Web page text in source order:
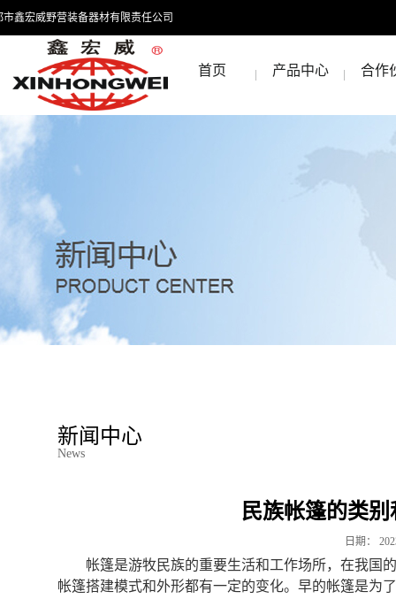
市鑫宏威野营装备器材有限责任公司
首页 产品中心 合作
新闻中心
News
民族帐篷的类
日期：
帐篷是游牧民族的重要生活和工作场所，在我国
帐篷搭建模式和外形都有一定的变化。早的帐篷是为